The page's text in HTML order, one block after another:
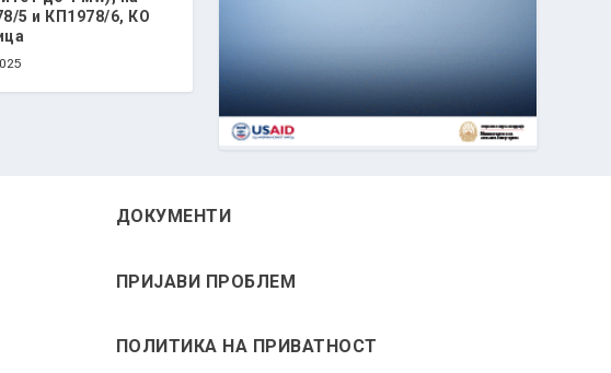
5 и КП1978/6, КО
ДОКУМЕНТИ
ПРИЈАВИ ПРОБЛЕМ
ПОЛИТИКА НА ПРИВАТНОСТ